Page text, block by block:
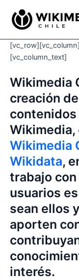
contenido
[vc_column_text]
Wikimedia
creación
Wikimedia,
Wikimedia
Wikidata,
trabajo
usuarios
sean ellos
aporten
interés.